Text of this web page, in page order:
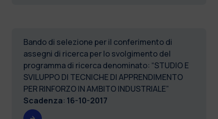
Bando di selezione per il conferimento di
assegni di ricerca per lo svolgimento del
programma di ricerca denominato: “STUDIO E
SVILUPPO DI TECNICHE DI APPRENDIMENTO
PER RINFORZO IN AMBITO INDUSTRIALE”
Scadenza: 16-10-2017